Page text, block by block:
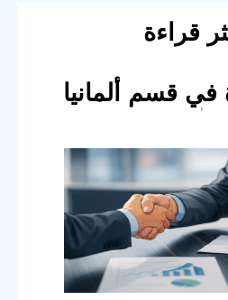
قراءة
في قسم ألمانيا